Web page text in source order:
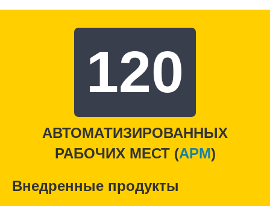
120
АВТОМАТИЗИРОВАННЫХ
РАБОЧИХ МЕСТ (APM)
Внедренные продукты